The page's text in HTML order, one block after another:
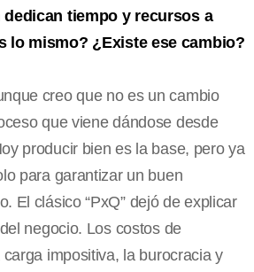
tiempo y recursos a
lo mismo? ¿Existe ese cambio?
creo que no es un cambio
que viene dándose desde
producir bien es la base, pero ya
para garantizar un buen
El clásico “PxQ” dejó de explicar
negocio. Los costos de
impositiva, la burocracia y